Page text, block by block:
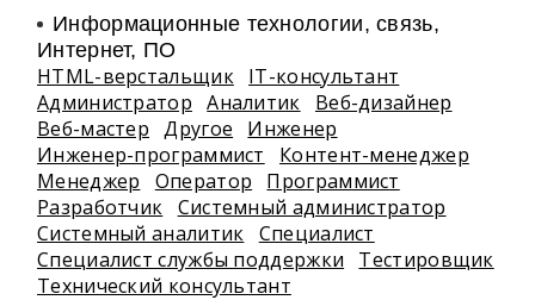
Информационные технологии, связь,
Интернет, ПО
HTML-верстальщик IT-консультант
Администратор
Аналитик
Веб-дизайнер
Веб-мастер
Другое
Инженер
Инженер-программист
Контент-менеджер
Менеджер
Оператор
Программист
Разработчик Системный администратор
Системный аналитик Специалист
Специалист службы поддержки
Тестировщик
Технический консультант